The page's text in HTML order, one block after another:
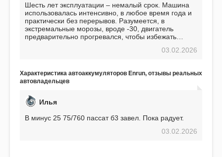
Шесть лет эксплуатации – немалый срок. Машина
использовалась интенсивно, в любое время года и
практически без перерывов. Разумеется, в
экстремальные морозы, вроде -30, двигатель
предварительно прогревался, чтобы избежать
использования не было ни единой поломки,
EFB 75. Судя по характеристикам, он даже
превосходит предыдущую модель.
03.02.2026
Характеристика автоаккумуляторов Enrun, отзывы реальных
автовладельцев
Илья
В минус 25 75/760 пассат б3 завел. Пока радует.
03.02.2026